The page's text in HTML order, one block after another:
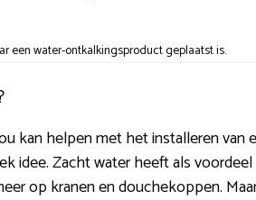
een water-ontkalkingsproduct geplaatst is.
kan helpen met het installeren van
idee. Zacht water heeft als
op kranen en douchekoppen.